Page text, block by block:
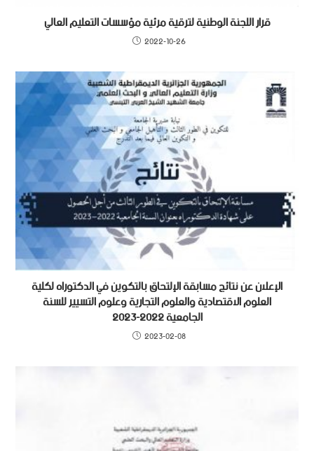
قرار اللجنة الوطنية لترقية مرئية مؤسسات التعليم العالي
2022-10-26
الإعلان عن نتائج مسابقة الإلتحاق بالتكوين في الدكتوراه لكلية
العلوم الاقتصادية والعلوم التجارية وعلوم التسيير للسنة
الجامعية 2022-2023
2023-02-08